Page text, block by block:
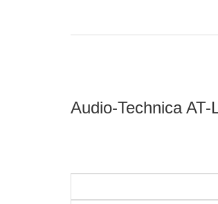
Audio-Technica AT-